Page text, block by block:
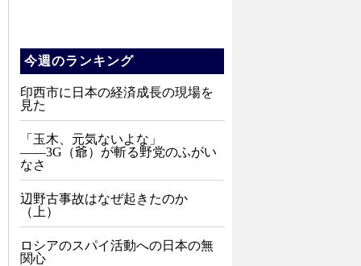
今週のランキング
印西市に日本の経済成長の現場を
見た
「玉木、元気ないよな」
――3G（爺）が斬る野党のふがい
なさ
辺野古事故はなぜ起きたのか
（上）
ロシアのスパイ活動への日本の無
関心